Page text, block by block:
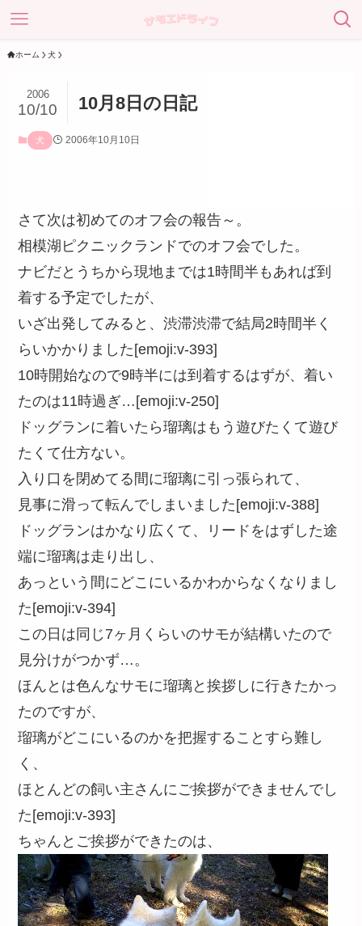
ホーム 犬
10月8日の日記
2006
10/10
犬 2006年10月10日
さて次は初めてのオフ会の報告～。
相模湖ピクニックランドでのオフ会でした。
ナビだとうちから現地までは1時間半もあれば到
着する予定でしたが、
いざ出発してみると、渋滞渋滞で結局2時間半く
らいかかりました[emoji:v-393]
10時開始なので9時半には到着するはずが、着い
たのは11時過ぎ…[emoji:v-250]
ドッグランに着いたら瑠璃はもう遊びたくて遊び
たくて仕方ない。
入り口を閉めてる間に瑠璃に引っ張られて、
見事に滑って転んでしまいました[emoji:v-388]
ドッグランはかなり広くて、リードをはずした途
端に瑠璃は走り出し、
あっという間にどこにいるかわからなくなりまし
た[emoji:v-394]
この日は同じ7ヶ月くらいのサモが結構いたので
見分けがつかず…。
ほんとは色んなサモに瑠璃と挨拶しに行きたかっ
たのですが、
瑠璃がどこにいるのかを把握することすら難し
く、
ほとんどの飼い主さんにご挨拶ができませんでし
た[emoji:v-393]
ちゃんとご挨拶ができたのは、